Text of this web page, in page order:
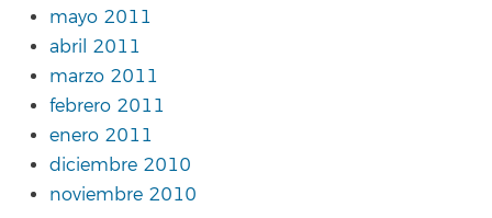
mayo 2011
abril 2011
marzo 2011
febrero 2011
enero 2011
diciembre 2010
noviembre 2010